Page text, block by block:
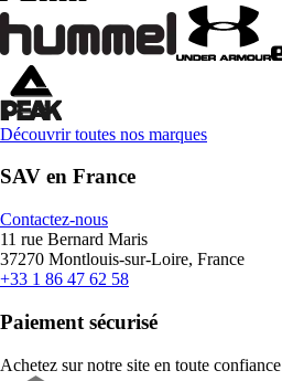
Découvrir toutes nos marques
SAV en France
Contactez-nous
11 rue Bernard Maris
37270 Montlouis-sur-Loire, France
+33 1 86 47 62 58
Paiement sécurisé
Achetez sur notre site en toute confiance